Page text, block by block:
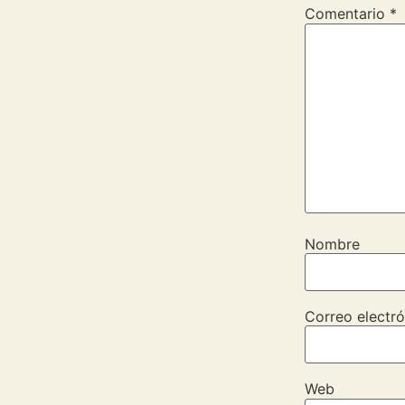
Comentario *
Nombre
Correo
Web